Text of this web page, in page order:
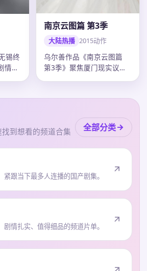
锡终
情紧
南京云图篇 第3季
大陆热播 2015动作
乌尔善作品《南京云图篇
第3季》聚焦厦门现实议
到想看的频道合集 全部分类
紧跟当下最多人连播的国产剧集。
剧情扎实、值得细品的频道片单。